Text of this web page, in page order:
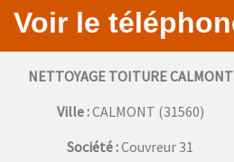
NETTOYAGE TOITURE CALMONT
Ville :CALMONT (31560)
Société :Couvreur 31